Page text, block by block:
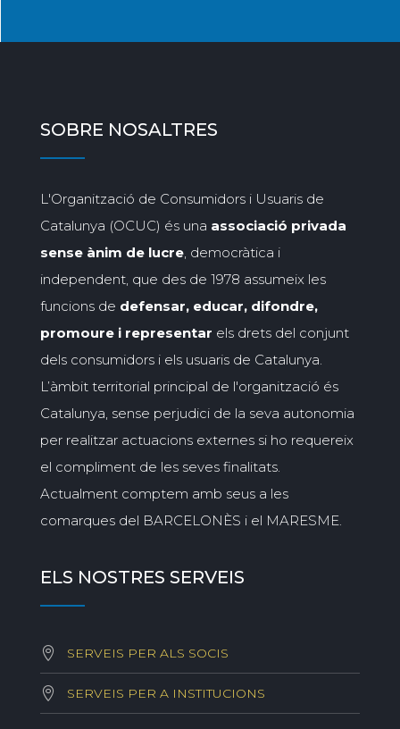
SOBRE NOSALTRES
L'Organització de Consumidors i Usuaris de
Catalunya (OCUC) és una associació privada
sense ànim de lucre, democràtica i
independent, que des de 1978 assumeix les
funcions de defensar, educar, difondre,
promoure i representar els drets del conjunt
dels consumidors i els usuaris de Catalunya.
L’àmbit territorial principal de l'organització és
Catalunya, sense perjudici de la seva autonomia
per realitzar actuacions externes si ho requereix
el compliment de les seves finalitats.
Actualment comptem amb seus a les
comarques del BARCELONÈS i el MARESME.
ELS NOSTRES SERVEIS
SERVEIS PER ALS SOCIS
SERVEIS PER A INSTITUCIONS